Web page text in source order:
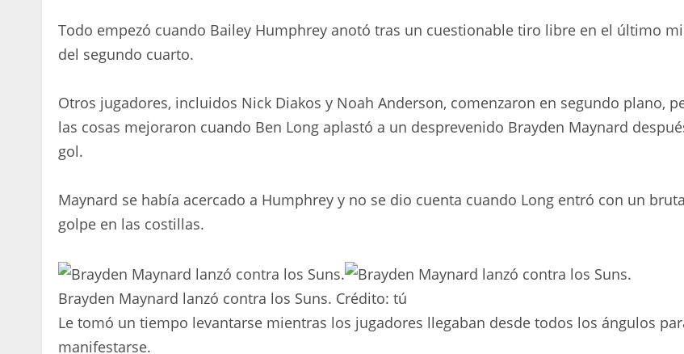
Todo empezó cuando Bailey Humphrey anotó tras un cuestionable tiro libre en el último
del segundo cuarto.
Otros jugadores, incluidos Nick Diakos y Noah Anderson, comenzaron en segundo plano,
las cosas mejoraron cuando Ben Long aplastó a un desprevenido Brayden Maynard
gol.
Maynard se había acercado a Humphrey y no se dio cuenta cuando Long entró con un
golpe en las costillas.
Brayden Maynard lanzó contra los Suns. Crédito: tú
Le tomó un tiempo levantarse mientras los jugadores llegaban desde todos los ángulos
manifestarse.